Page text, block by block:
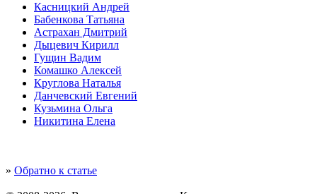
Касницкий Андрей
Бабенкова Татьяна
Астрахан Дмитрий
Дыцевич Кирилл
Гущин Вадим
Комашко Алексей
Круглова Наталья
Данчевский Евгений
Кузьмина Ольга
Никитина Елена
» Обратно к статье